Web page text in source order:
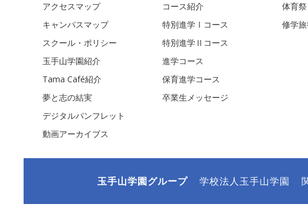
アクセスマップ
キャンパスマップ
スクール・ポリシー
玉手山学園紹介
Tama Café紹介
夢と志の結実
デジタルパンフレット
動画アーカイブス
コース紹介
特別進学Ⅰコース
特別進学Ⅱコース
進学コース
保育進学コース
卒業生メッセージ
体育祭
修学
玉手山学園グループ 学校法人玉手山学園